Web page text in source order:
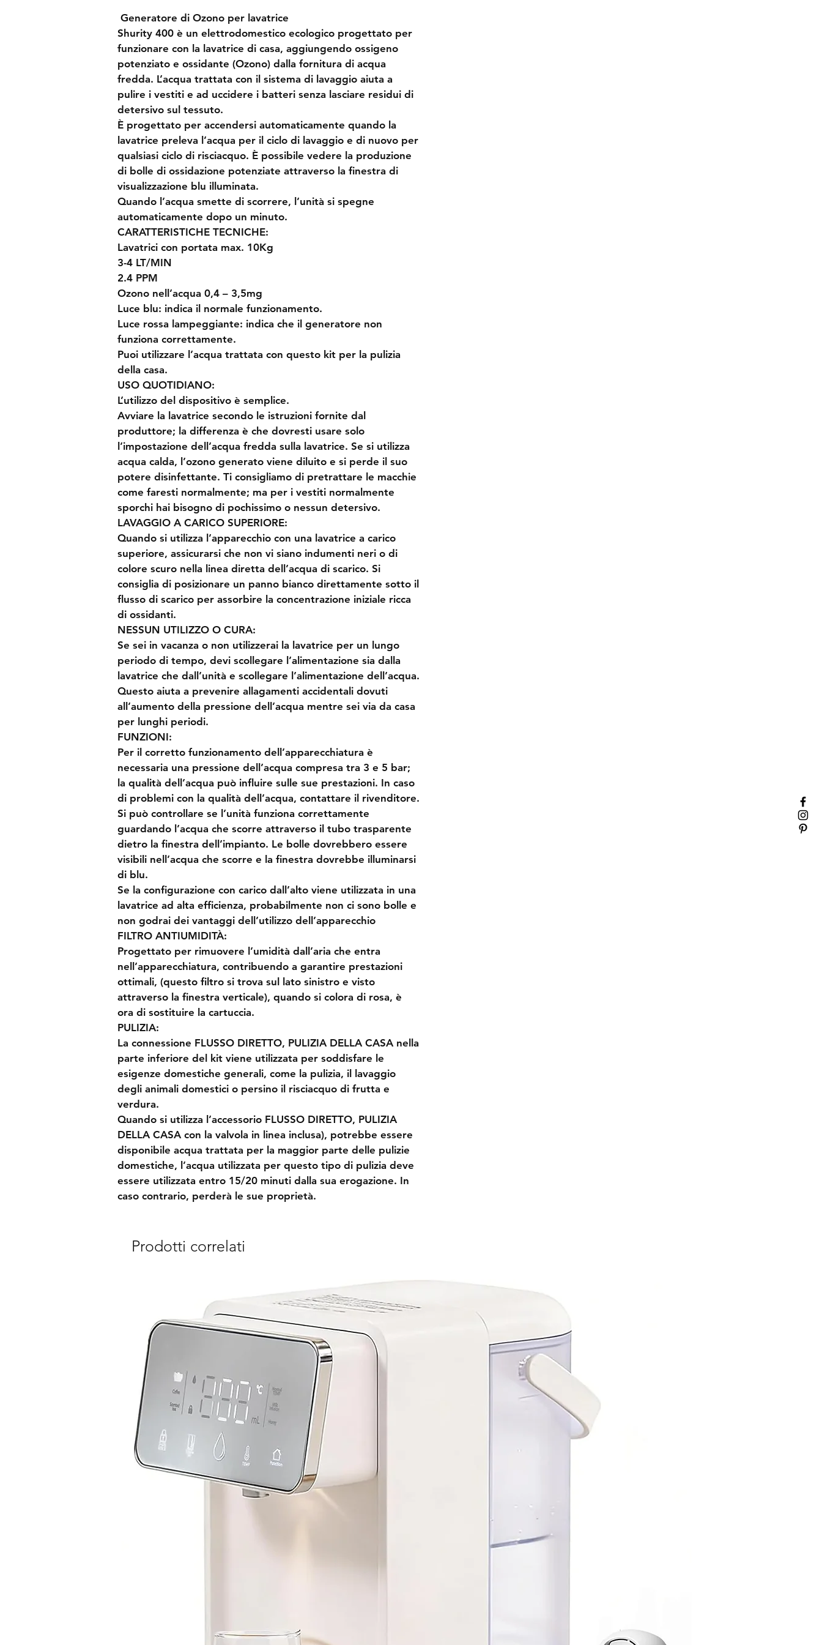
Prodotti correlati
Generatore di Ozono per lavatrice
Shurity 400 è un elettrodomestico ecologico progettato per
funzionare con la lavatrice di casa, aggiungendo ossigeno
potenziato e ossidante (Ozono) dalla fornitura di acqua
fredda. L’acqua trattata con il sistema di lavaggio aiuta a
pulire i vestiti e ad uccidere i batteri senza lasciare residui di
detersivo sul tessuto.
È progettato per accendersi automaticamente quando la
lavatrice preleva l’acqua per il ciclo di lavaggio e di nuovo per
qualsiasi ciclo di risciacquo. È possibile vedere la produzione
di bolle di ossidazione potenziate attraverso la finestra di
visualizzazione blu illuminata.
Quando l’acqua smette di scorrere, l’unità si spegne
automaticamente dopo un minuto.
CARATTERISTICHE TECNICHE:
Lavatrici con portata max. 10Kg
3-4 LT/MIN
2.4 PPM
Ozono nell’acqua 0,4 – 3,5mg
Luce blu: indica il normale funzionamento.
Luce rossa lampeggiante: indica che il generatore non
funziona correttamente.
Puoi utilizzare l’acqua trattata con questo kit per la pulizia
della casa.
USO QUOTIDIANO:
L’utilizzo del dispositivo è semplice.
Avviare la lavatrice secondo le istruzioni fornite dal
produttore; la differenza è che dovresti usare solo
l’impostazione dell’acqua fredda sulla lavatrice. Se si utilizza
acqua calda, l’ozono generato viene diluito e si perde il suo
potere disinfettante. Ti consigliamo di pretrattare le macchie
come faresti normalmente; ma per i vestiti normalmente
sporchi hai bisogno di pochissimo o nessun detersivo.
LAVAGGIO A CARICO SUPERIORE:
Quando si utilizza l’apparecchio con una lavatrice a carico
superiore, assicurarsi che non vi siano indumenti neri o di
colore scuro nella linea diretta dell’acqua di scarico. Si
consiglia di posizionare un panno bianco direttamente sotto il
flusso di scarico per assorbire la concentrazione iniziale ricca
di ossidanti.
NESSUN UTILIZZO O CURA:
Se sei in vacanza o non utilizzerai la lavatrice per un lungo
periodo di tempo, devi scollegare l’alimentazione sia dalla
lavatrice che dall’unità e scollegare l’alimentazione dell’acqua.
Questo aiuta a prevenire allagamenti accidentali dovuti
all’aumento della pressione dell’acqua mentre sei via da casa
per lunghi periodi.
FUNZIONI:
Per il corretto funzionamento dell’apparecchiatura è
necessaria una pressione dell’acqua compresa tra 3 e 5 bar;
la qualità dell’acqua può influire sulle sue prestazioni. In caso
di problemi con la qualità dell’acqua, contattare il rivenditore.
Si può controllare se l’unità funziona correttamente
guardando l’acqua che scorre attraverso il tubo trasparente
dietro la finestra dell’impianto. Le bolle dovrebbero essere
visibili nell’acqua che scorre e la finestra dovrebbe illuminarsi
di blu.
Se la configurazione con carico dall’alto viene utilizzata in una
lavatrice ad alta efficienza, probabilmente non ci sono bolle e
non godrai dei vantaggi dell’utilizzo dell’apparecchio
FILTRO ANTIUMIDITÀ:
Progettato per rimuovere l’umidità dall’aria che entra
nell’apparecchiatura, contribuendo a garantire prestazioni
ottimali, (questo filtro si trova sul lato sinistro e visto
attraverso la finestra verticale), quando si colora di rosa, è
ora di sostituire la cartuccia.
PULIZIA:
La connessione FLUSSO DIRETTO, PULIZIA DELLA CASA nella
parte inferiore del kit viene utilizzata per soddisfare le
esigenze domestiche generali, come la pulizia, il lavaggio
degli animali domestici o persino il risciacquo di frutta e
verdura.
Quando si utilizza l’accessorio FLUSSO DIRETTO, PULIZIA
DELLA CASA con la valvola in linea inclusa), potrebbe essere
disponibile acqua trattata per la maggior parte delle pulizie
domestiche, l’acqua utilizzata per questo tipo di pulizia deve
essere utilizzata entro 15/20 minuti dalla sua erogazione. In
caso contrario, perderà le sue proprietà.